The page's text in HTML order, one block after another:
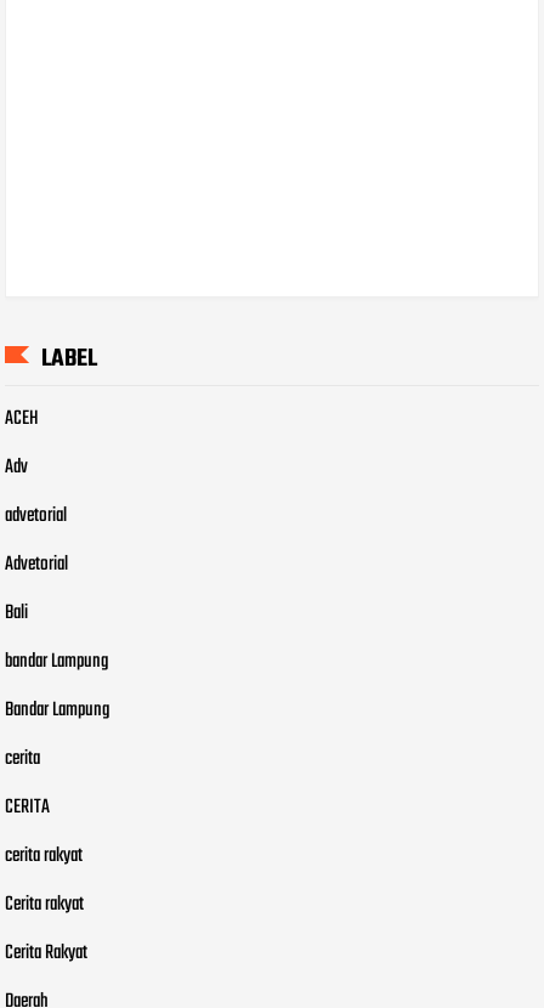
LABEL
ACEH
Adv
advetorial
Advetorial
Bali
bandar Lampung
Bandar Lampung
cerita
CERITA
cerita rakyat
Cerita rakyat
Cerita Rakyat
Daerah